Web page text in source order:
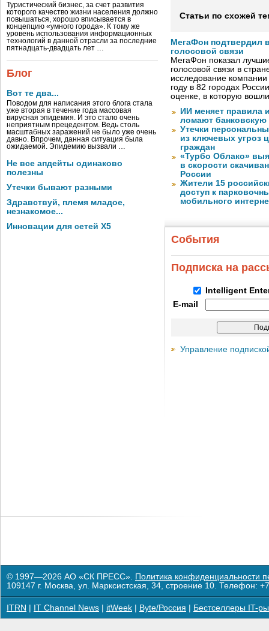
Туристический бизнес, за счет развития
которого качество жизни населения должно
повышаться, хорошо вписывается в
концепцию «умного города». К тому же
уровень использования информационных
технологий в данной отрасли за последние
пятнадцать-двадцать лет …
Блог
Вот те два...
Поводом для написания этого блога стала
уже вторая в течение года массовая
вирусная эпидемия. И это стало очень
неприятным прецедентом. Ведь столь
масштабных заражений не было уже очень
давно. Впрочем, данная ситуация была
ожидаемой. Эпидемию вызвали …
Не все апдейты одинаково
полезны
Утечки бывают разными
Здравствуй, племя младое,
незнакомое...
Инновации для сетей X5
Статьи по схожей
МегаФон подтвердил
голосовой связи
МегаФон показал
голосовой связи в
исследование
году в 82 городах
оценке, в которую
ИИ меняет правила
ломают
Утечки
из ключевых угроз
граждан
«Турбо Облако»
в скорости
России
Жители 15
доступ к
мобильного
События
Подписка на
Intelligent
E-mail
Управление
© 1997—2026 АО «СК ПРЕСС». Политика конфиденциальности
109147 г. Москва, ул. Марксистская, 34, строение 10. Телефон:
ITRN IT Channel News itWeek Byte/Россия Бестселлеры IT-